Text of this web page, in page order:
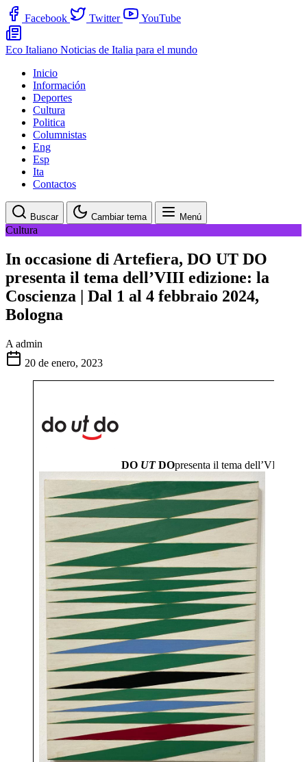
Facebook Twitter YouTube
Eco Italiano Noticias de Italia para el mundo
Inicio
Información
Deportes
Cultura
Politica
Columnistas
Eng
Esp
Ita
Contactos
Buscar Cambiar tema Menú
Cultura
In occasione di Artefiera, DO UT DO
presenta il tema dell’VIII edizione: la
Coscienza | Dal 1 al 4 febbraio 2024,
Bologna
A admin
20 de enero, 2023
DO UTDOpresenta il tema dell’VIII